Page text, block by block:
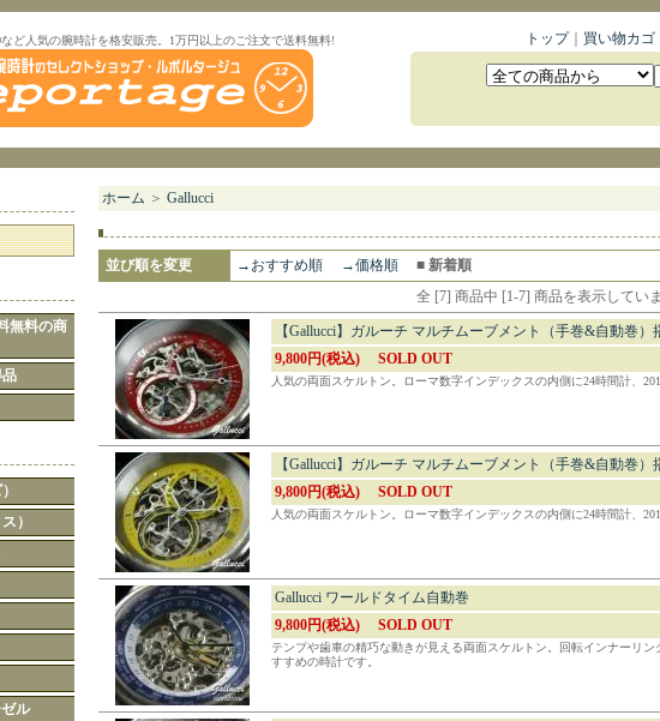
ど人気の腕時計を格安販売。1万円以上のご注文で送料無料! トップ｜ 買い物カゴ
無料の商
）
ル
ホーム ＞ Gallucci
並び順を変更 →おすすめ順 →価格順
■ 新着順
全 [7] 商品中 [1-7] 商品を表示していま
【Gallucci】ガルーチ マルチムーブメント（手巻&自動巻）
9,800円(税込)
SOLD OUT
人気の両面スケルトン。ローマ数字インデックスの内側に24時間計、
【Gallucci】ガルーチ マルチムーブメント（手巻&自動巻）
9,800円(税込)
SOLD OUT
人気の両面スケルトン。ローマ数字インデックスの内側に24時間計、
Gallucci ワールドタイム自動巻
9,800円(税込)
SOLD OUT
テンプや歯車の精巧な動きが見える両面スケルトン。回転インナーリ
すすめの時計です。